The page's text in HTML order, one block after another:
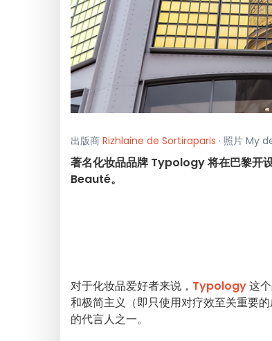
出版商 Rizhlaine de Sortiraparis · 照片 My
著名化妆品品牌 Typology 将在巴黎开
Beauté。
对于化妆品爱好者来说， Typology这
和极简主义（即只使用对疗效至关重要
的代言人之一。